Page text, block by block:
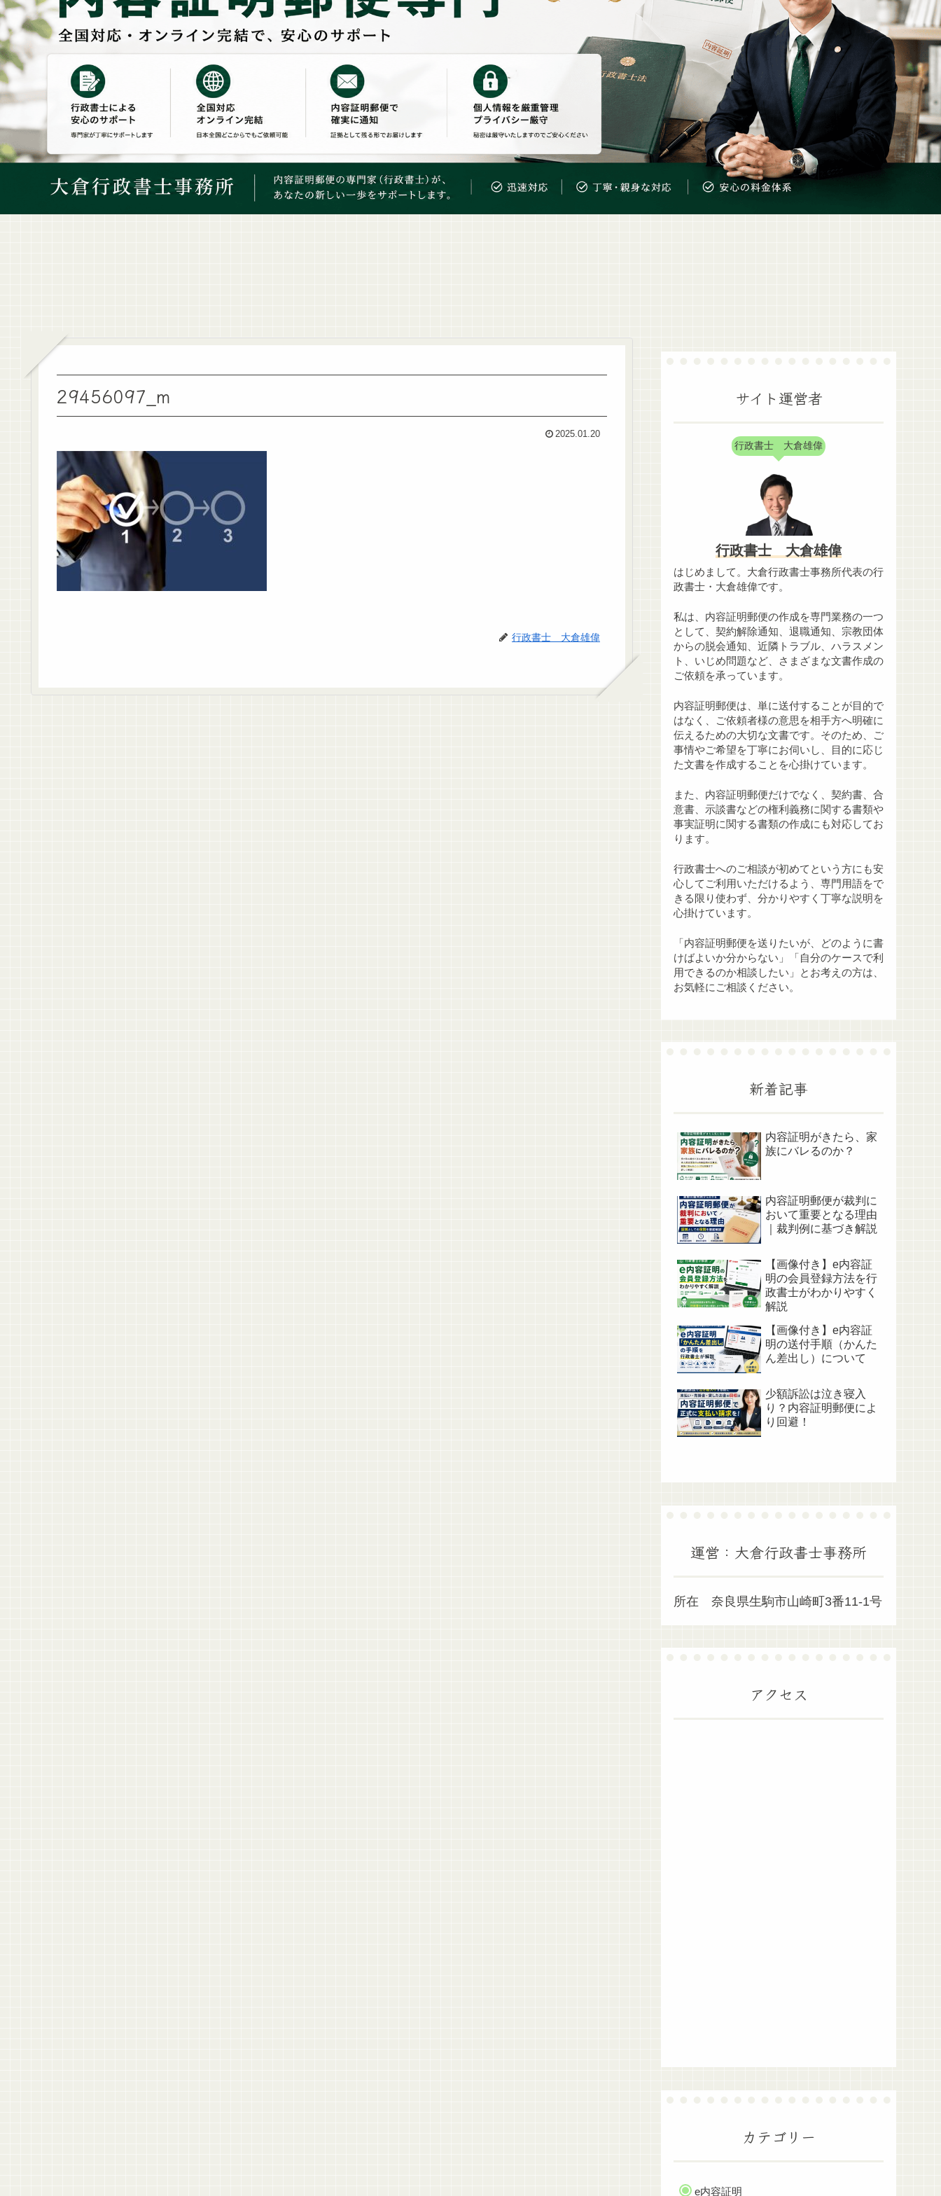
29456097_m
2025.01.20
行政書士 大倉雄偉
サイト運営者
行政書士 大倉雄偉
行政書士 大倉雄偉
はじめまして。大倉行政書士事務所代表の行
政書士・大倉雄偉です。
私は、内容証明郵便の作成を専門業務の一つ
として、契約解除通知、退職通知、宗教団体
からの脱会通知、近隣トラブル、ハラスメン
ト、いじめ問題など、さまざまな文書作成の
ご依頼を承っています。
内容証明郵便は、単に送付することが目的で
はなく、ご依頼者様の意思を相手方へ明確に
伝えるための大切な文書です。そのため、ご
事情やご希望を丁寧にお伺いし、目的に応じ
た文書を作成することを心掛けています。
また、内容証明郵便だけでなく、契約書、合
意書、示談書などの権利義務に関する書類や
事実証明に関する書類の作成にも対応してお
ります。
行政書士へのご相談が初めてという方にも安
心してご利用いただけるよう、専門用語をで
きる限り使わず、分かりやすく丁寧な説明を
心掛けています。
「内容証明郵便を送りたいが、どのように書
けばよいか分からない」「自分のケースで利
用できるのか相談したい」とお考えの方は、
お気軽にご相談ください。
新着記事
内容証明がきたら、家
族にバレるのか？
内容証明郵便が裁判に
おいて重要となる理由
｜裁判例に基づき解説
【画像付き】e内容証
明の会員登録方法を行
政書士がわかりやすく
解説
【画像付き】e内容証
明の送付手順（かんた
ん差出し）について
少額訴訟は泣き寝入
り？内容証明郵便によ
り回避！
運営：大倉行政書士事務所
所在 奈良県生駒市山崎町3番11-1号
アクセス
カテゴリー
e内容証明